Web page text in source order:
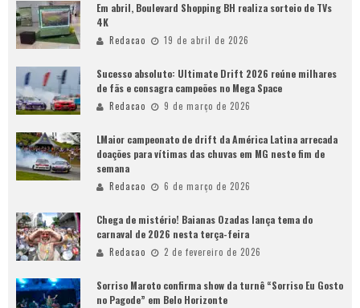
Em abril, Boulevard Shopping BH realiza sorteio de TVs
4K
Redacao 19 de abril de 2026
Sucesso absoluto: Ultimate Drift 2026 reúne milhares
de fãs e consagra campeões no Mega Space
Redacao 9 de março de 2026
LMaior campeonato de drift da América Latina arrecada
doações para vítimas das chuvas em MG neste fim de
semana
Redacao 6 de março de 2026
Chega de mistério! Baianas Ozadas lança tema do
carnaval de 2026 nesta terça-feira
Redacao 2 de fevereiro de 2026
Sorriso Maroto confirma show da turnê “Sorriso Eu Gosto
no Pagode” em Belo Horizonte